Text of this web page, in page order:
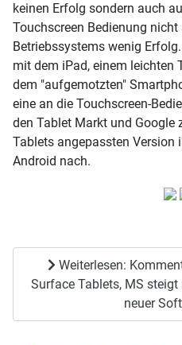
keinen Erfolg sondern auch
Touchscreen Bedienung
Betriebssystems wenig
mit dem iPad, einem leichten
dem "aufgemotzten"
eine an die Touchscreen-
den Tablet Markt und Google
Tablets angepassten Version
Android nach.
Weiterlesen:
Surface Tablets, MS
neuer